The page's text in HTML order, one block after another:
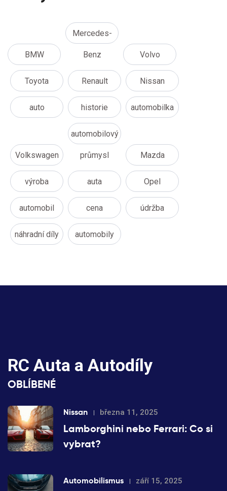
BMW
Mercedes-
Benz Volvo
Toyota Renault Nissan
auto historie automobilka
Volkswagen
automobilový
průmysl Mazda
výroba auta Opel
automobil cena údržba
náhradní díly automobily
RC Auta a Autodíly
OBLÍBENÉ
Nissan března 11, 2025
Lamborghini nebo Ferrari: Co si
vybrat?
Automobilismus září 15, 2025